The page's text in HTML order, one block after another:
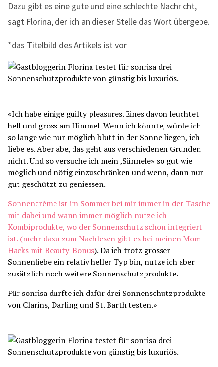
Dazu gibt es eine gute und eine schlechte Nachricht,
sagt Florina, der ich an dieser Stelle das Wort übergebe.
*das Titelbild des Artikels ist von
«Ich habe einige guilty pleasures. Eines davon leuchtet
hell und gross am Himmel. Wenn ich könnte, würde ich
so lange wie nur möglich blutt in der Sonne liegen, ich
liebe es. Aber äbe, das geht aus verschiedenen Gründen
nicht. Und so versuche ich mein ‚Sünnele» so gut wie
möglich und nötig einzuschränken und wenn, dann nur
gut geschützt zu geniessen.
Sonnencrème ist im Sommer bei mir immer in der Tasche
mit dabei und wann immer möglich nutze ich
Kombiprodukte, wo der Sonnenschutz schon integriert
ist. (mehr dazu zum Nachlesen gibt es bei meinen Mom-
Hacks mit Beauty-Bonus). Da ich trotz grosser
Sonnenliebe ein relativ heller Typ bin, nutze ich aber
zusätzlich noch weitere Sonnenschutzprodukte.
Für sonrisa durfte ich dafür drei Sonnenschutzprodukte
von Clarins, Darling und St. Barth testen.»